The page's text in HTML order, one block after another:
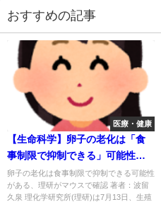
おすすめの記事
医療・健康
【生命科学】卵子の老化は「食
事制限で抑制できる」可能性が
ある
卵子の老化は食事制限で抑制できる可能性
がある、理研がマウスで確認 著者：波留
久泉 理化学研究所(理研)は7月13日、生殖